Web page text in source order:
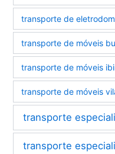
transporte de
transporte de móveis
transporte de móveis
transporte de móveis
transporte
transporte